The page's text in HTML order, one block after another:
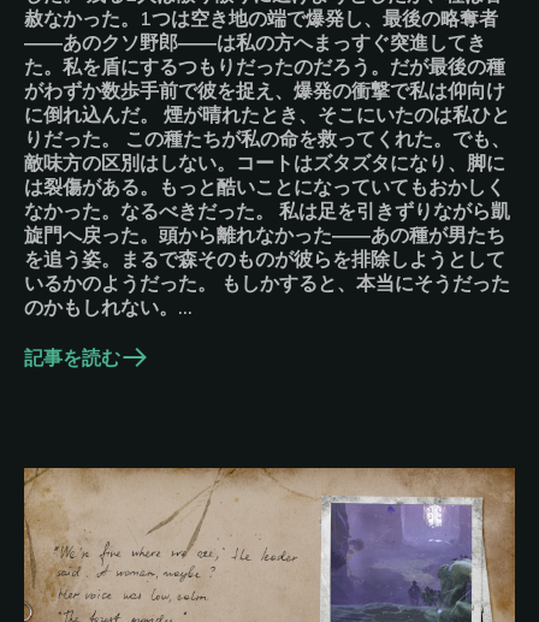
赦なかった。1つは空き地の端で爆発し、最後の略奪者
――あのクソ野郎――は私の方へまっすぐ突進してき
た。私を盾にするつもりだったのだろう。だが最後の種
がわずか数歩手前で彼を捉え、爆発の衝撃で私は仰向け
に倒れ込んだ。 煙が晴れたとき、そこにいたのは私ひと
りだった。 この種たちが私の命を救ってくれた。でも、
敵味方の区別はしない。コートはズタズタになり、脚に
は裂傷がある。もっと酷いことになっていてもおかしく
なかった。なるべきだった。 私は足を引きずりながら凱
旋門へ戻った。頭から離れなかった――あの種が男たち
を追う姿。まるで森そのものが彼らを排除しようとして
いるかのようだった。 もしかすると、本当にそうだった
のかもしれない。…
記事を読む